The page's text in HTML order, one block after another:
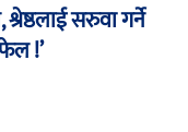
सरुवा गर्ने
!’